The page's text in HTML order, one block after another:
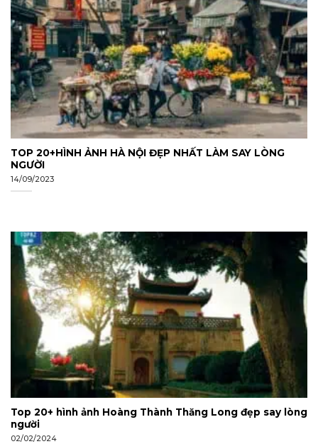
TOP 20+HÌNH ẢNH HÀ NỘI ĐẸP NHẤT LÀM SAY LÒNG
NGƯỜI
14/09/2023
Top 20+ hình ảnh Hoàng Thành Thăng Long đẹp say lòng
người
02/02/2024